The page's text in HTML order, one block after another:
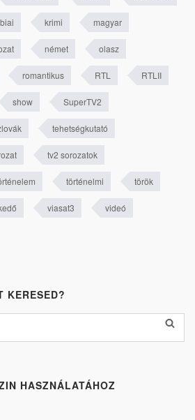
krimi magyar
német olasz
romantikus RTL RTLII
show SuperTV2
tehetségkutató
tv2 sorozatok
történelmi török
viasat3 videó
KERESED?
HASZNÁLATÁHOZ